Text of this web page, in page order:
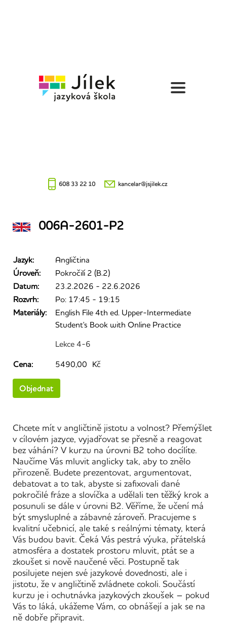
608 33 22 10 kancelar@jsjilek.cz
006A-2601-P2
Jazyk:
Angličtina
Úroveň:
Pokročilí 2 (B.2)
Datum:
23.2.2026 - 22.6.2026
Rozvrh:
Po: 17:45 - 19:15
Materiály:
English File 4th ed. Upper-Intermediate
Student's Book with Online Practice
Lekce 4-6
Cena:
5490,00 Kč
Objednat
Chcete mít v angličtině jistotu a volnost? Přemýšlet
v cílovém jazyce, vyjadřovat se přesně a reagovat
bez váhání? V kurzu na úrovni B2 toho docílíte.
Naučíme Vás mluvit anglicky tak, aby to znělo
přirozeně. Budete prezentovat, argumentovat,
debatovat a to tak, abyste si zafixovali dané
pokročilé fráze a slovíčka a udělali ten těžký krok a
posunuli se dále v úrovni B2. Věříme, že učení má
být smysluplné a zábavné zároveň. Pracujeme s
kvalitní učebnicí, ale také s reálnými tématy, která
Vás budou bavit. Čeká Vás pestrá výuka, přátelská
atmosféra a dostatek prostoru mluvit, ptát se a
zkoušet si nově naučené věci. Postupně tak
posilujete nejen své jazykové dovednosti, ale i
jistotu, že v angličtině zvládnete cokoli. Součástí
kurzu je i ochutnávka jazykových zkoušek – pokud
Vás to láká, ukážeme Vám, co obnášejí a jak se na
ně dobře připravit.